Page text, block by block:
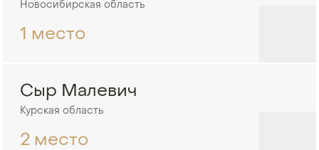
Новосибирская область
1 место
Сыр Малевич
Курская область
2 место